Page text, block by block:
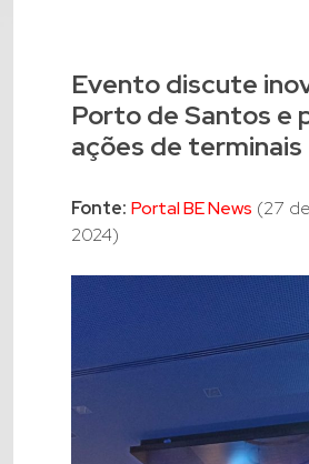
Evento discute
Porto de Santos e
ações de terminais
Fonte: Portal BE News (27
2024)